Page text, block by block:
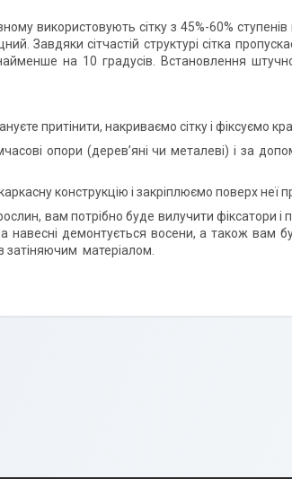
використовують сітку з 45%-60% ступенів
Завдяки сітчастій структурі сітка
на 10 градусів. Встановлення
притінити, накриваємо сітку і фіксуємо
опори (дерев’яні чи металеві) і за
конструкцію і закріплюємо поверх неї
вам потрібно буде вилучити фіксатори і
навесні демонтується восени, а також вам
затіняючим матеріалом.